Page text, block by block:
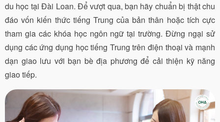
du học tại Đài Loan. Để vượt qua, bạn hãy chuẩn bị thật chu
đáo vốn kiến thức tiếng Trung của bản thân hoặc tích cực
tham gia các khóa học ngôn ngữ tại trường. Đừng ngại sử
dụng các ứng dụng học tiếng Trung trên điện thoại và mạnh
dạn giao lưu với bạn bè địa phương để cải thiện kỹ năng
giao tiếp.